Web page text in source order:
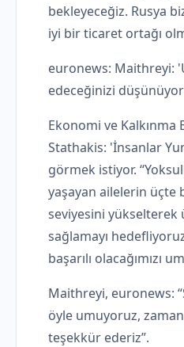
bekleyeceğiz. Rusya
iyi bir ticaret ortağı
euronews: Maithreyi:
edeceğinizi
Ekonomi ve Kalkınma
Stathakis: 'İnsanlar
görmek istiyor.
yaşayan ailelerin üçte
seviyesini yükselterek
sağlamayı
başarılı olacağımızı
Maithreyi, euronews:
öyle umuyoruz, zaman
teşekkür ederiz”.